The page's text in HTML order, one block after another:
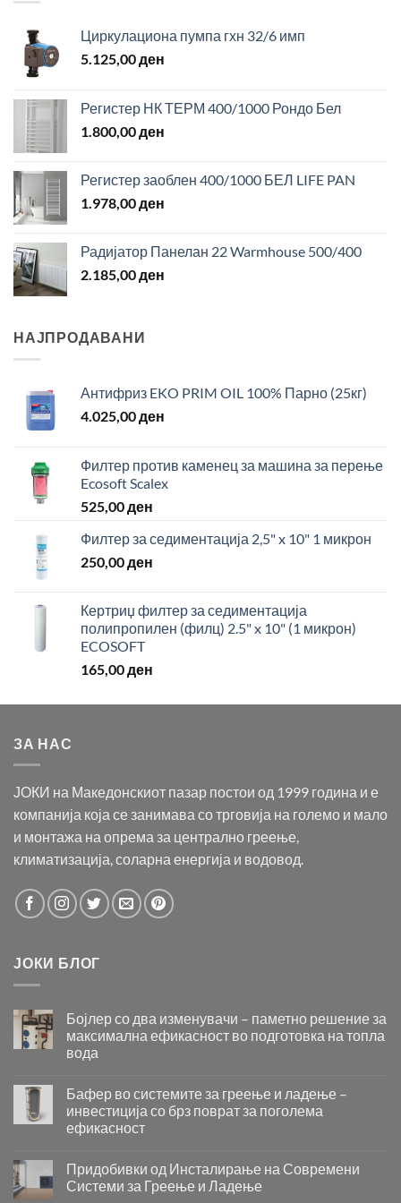
Циркулациона пумпа гхн 32/6 имп
5.125,00ден
Регистер НК ТЕРМ 400/1000 Рондо Бел
1.800,00ден
Регистер заоблен 400/1000 БЕЛ LIFE PAN
1.978,00ден
Радијатор Панелан 22 Warmhouse 500/400
2.185,00ден
НАЈПРОДАВАНИ
Антифриз EKO PRIM OIL 100% Парно (25кг)
4.025,00 ден
Филтер против каменец за машина за перење
Ecosoft Scalex
525,00 ден
Филтер за седиментација 2,5" x 10" 1 микрон
250,00 ден
Кертриџ филтер за седиментација
полипропилен (филц) 2.5" x 10" (1 микрон)
ECOSOFT
165,00 ден
ЗА НАС
ЈОКИ на Македонскиот пазар постои од 1999 година и е
компанија која се занимава со трговија на големо и мало
и монтажа на опрема за централно греење,
климатизација, соларна енергија и водовод.
ЈОКИ БЛОГ
Бојлер со два изменувачи – паметно решение за
максимална ефикасност во подготовка на топла
вода
со
два
изменувачи
–
решение
за
максимална
Бафер во системите за греење и ладење –
инвестиција со брз поврат за поголема
ефикасност
во
системите
за
Придобивки од Инсталирање на Современи
Системи за Греење и Ладење